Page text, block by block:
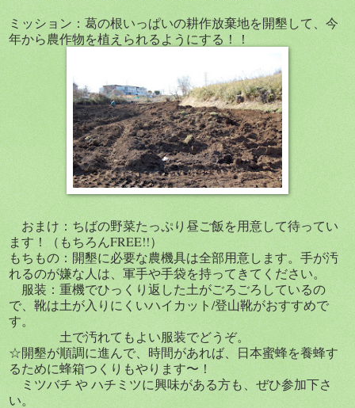
ミッション：葛の根いっぱいの耕作放棄地を開墾して、今
年から農作物を植えられるようにする！！
おまけ：ちばの野菜たっぷり昼ご飯を用意して待ってい
ます！（もちろんFREE!!）
もちもの：開墾に必要な農機具は全部用意します。手が汚
れるのが嫌な人は、軍手や手袋を持ってきてください。
服装：重機でひっくり返した土がごろごろしているの
で、靴は土が入りにくいハイカット/登山靴がおすすめで
す。
土で汚れてもよい服装でどうぞ。
☆開墾が順調に進んで、時間があれば、日本蜜蜂を養蜂す
るために蜂箱つくりもやります〜！
ミツバチ や ハチミツに興味がある方も、ぜひ参加下さ
い。